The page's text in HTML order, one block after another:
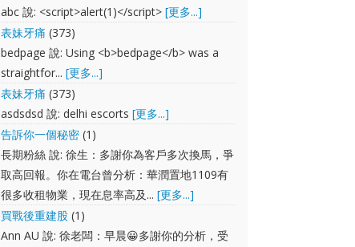
abc 說: <script>alert(1)</script>[更多...]
表妹牙痛 (373)
bedpage 說: Using <b>bedpage</b> was a
straightfor...[更多...]
表妹牙痛 (373)
asdsdsd 說: delhi escorts[更多...]
告訴你一個秘密 (1)
長期粉絲 說: 徐生：多謝你為客戶多次換馬，爭
取高回報。你在電台曾分析：華潤置地1109有
很多收租物業，現在息率高及...[更多...]
買戰後重建股 (1)
Ann AU 說: 徐老闆：早晨😀多謝你的分析，受